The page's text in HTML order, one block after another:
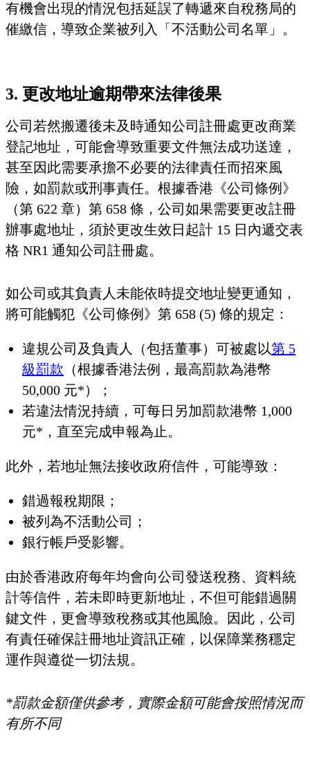
有機會出現的情況包括延誤了轉遞來自稅務局的
催繳信，導致企業被列入「不活動公司名單」。
3. 更改地址逾期帶來法律後果
公司若然搬遷後未及時通知公司註冊處更改商業
登記地址，可能會導致重要文件無法成功送達，
甚至因此需要承擔不必要的法律責任而招來風
險，如罰款或刑事責任。根據香港《公司條例》
（第 622 章）第 658 條，公司如果需要更改註冊
辦事處地址，須於更改生效日起計 15 日內遞交表
格 NR1 通知公司註冊處。
如公司或其負責人未能依時提交地址變更通知，
將可能觸犯《公司條例》第 658 (5) 條的規定：
違規公司及負責人（包括董事）可被處以第 5
級罰款 （根據香港法例，最高罰款為港幣
50,000 元*）；
若違法情況持續，可每日另加罰款港幣 1,000
元*，直至完成申報為止。
此外，若地址無法接收政府信件，可能導致：
錯過報稅期限；
被列為不活動公司；
銀行帳戶受影響。
由於香港政府每年均會向公司發送稅務、資料統
計等信件，若未即時更新地址，不但可能錯過關
鍵文件，更會導致稅務或其他風險。因此，公司
有責任確保註冊地址資訊正確，以保障業務穩定
運作與遵從一切法規。
*罰款金額僅供參考，實際金額可能會按照情況而
有所不同